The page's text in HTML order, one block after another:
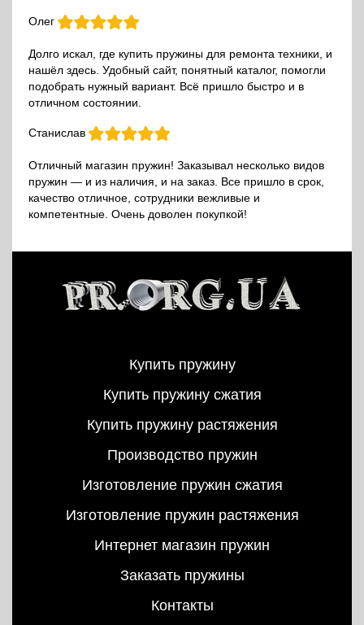
Олег
Долго искал, где купить пружины для ремонта техники, и
нашёл здесь. Удобный сайт, понятный каталог, помогли
подобрать нужный вариант. Всё пришло быстро и в
отличном состоянии.
Станислав
Отличный магазин пружин! Заказывал несколько видов
пружин — и из наличия, и на заказ. Все пришло в срок,
качество отличное, сотрудники вежливые и
компетентные. Очень доволен покупкой!
Купить пружину
Купить пружину сжатия
Купить пружину растяжения
Производство пружин
Изготовление пружин сжатия
Изготовление пружин растяжения
Интернет магазин пружин
Заказать пружины
Контакты